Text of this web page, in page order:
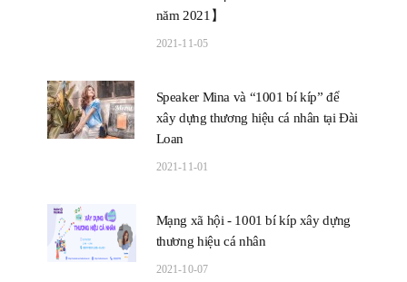
năm 2021】
2021-11-05
Speaker Mina và “1001 bí kíp” để
xây dựng thương hiệu cá nhân tại Đài
Loan
2021-11-01
Mạng xã hội - 1001 bí kíp xây dựng
thương hiệu cá nhân
2021-10-07